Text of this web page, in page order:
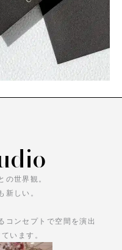
世界観。
新しい。
コンセプトで空間を演出
います。